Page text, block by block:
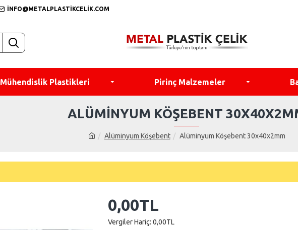
INFO@METALPLASTIKCELIK.COM
Mühendislik Plastikleri Pirinç Malzemeler
Alüminyum Köşebent Alüminyum Köşebent 30x40x2mm
ALÜMINYUM KÖŞEBENT
0,00TL
Vergiler Hariç: 0,00TL